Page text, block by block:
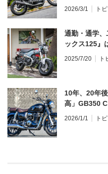
ンプレ・レビ
2026/3/1 ト
通勤・通学
ックス125』
2025/7/20 ト
10年、20年
高」GB350
2026/1/1 ト